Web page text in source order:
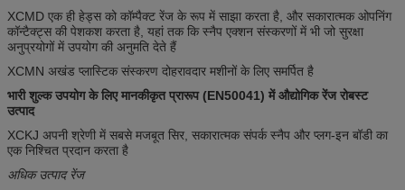
XCMD एक ही हेड्स को कॉम्पैक्ट रेंज के रूप में साझा करता है, और सकारात्मक ओपनिंग
कॉन्टैक्ट्स की पेशकश करता है, यहां तक ​​कि स्नैप एक्शन संस्करणों में भी जो सुरक्षा
अनुप्रयोगों में उपयोग की अनुमति देते हैं
XCMN अखंड प्लास्टिक संस्करण दोहरावदार मशीनों के लिए समर्पित है
भारी शुल्क उपयोग के लिए मानकीकृत प्रारूप (EN50041) में औद्योगिक रेंज रोबस्ट
उत्पाद
XCKJ अपनी श्रेणी में सबसे मजबूत सिर, सकारात्मक संपर्क स्नैप और प्लग-इन बॉडी का
एक निश्चित प्रदान करता है
अधिक उत्पाद रेंज